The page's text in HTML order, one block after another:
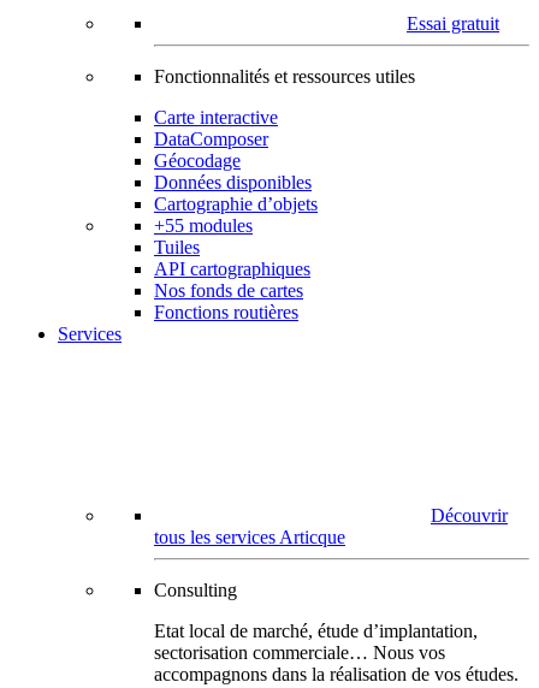
Essai gratuit
Fonctionnalités et ressources utiles
Carte interactive
DataComposer
Géocodage
Données disponibles
Cartographie d’objets
+55 modules
Tuiles
API cartographiques
Nos fonds de cartes
Fonctions routières
Services
Découvrir
tous les services Articque
Consulting
Etat local de marché, étude d’implantation,
sectorisation commerciale… Nous vos
accompagnons dans la réalisation de vos études.